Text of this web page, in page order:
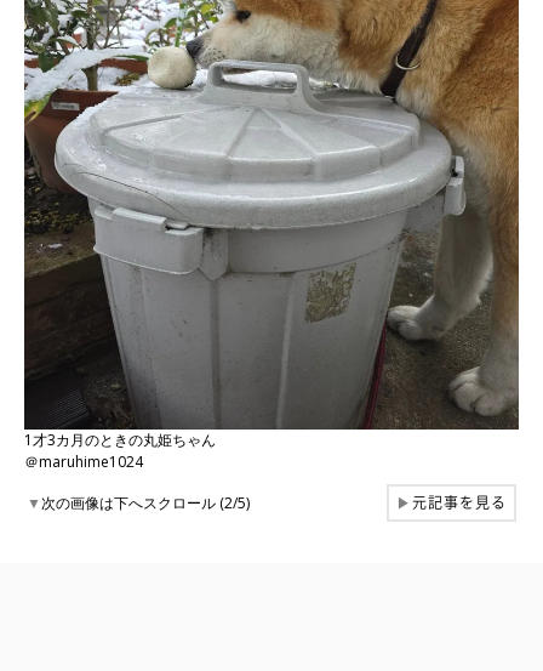
1才3カ月のときの丸姫ちゃん
＠maruhime1024
▼次の画像は下へスクロール (2/5) ▶元記事を見る